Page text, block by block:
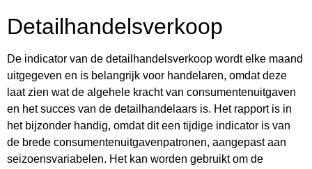
Detailhandelsverkoop
De indicator van de detailhandelsverkoop wordt elke maand
uitgegeven en is belangrijk voor handelaren, omdat deze
laat zien wat de algehele kracht van consumentenuitgaven
en het succes van de detailhandelaars is. Het rapport is in
het bijzonder handig, omdat dit een tijdige indicator is van
de brede consumentenuitgavenpatronen, aangepast aan
seizoensvariabelen. Het kan worden gebruikt om de